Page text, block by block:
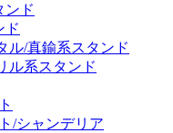
ンド
ド
ル/真鍮系スタンド
ル系スタンド
/シャンデリア